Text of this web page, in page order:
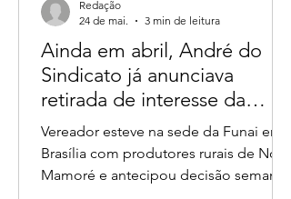
Ainda em abril, André do
Sindicato já anunciava
retirada de interesse da
Funai sobre glebas em
Rondônia
Vereador esteve na sede da Funai em
Brasília com produtores rurais de Nova
Redação
24 de mai.
3 min de leitura